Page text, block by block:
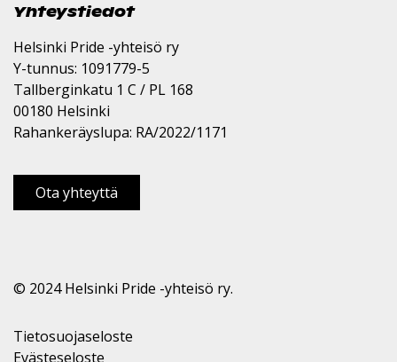
Yhteystiedot
Helsinki Pride -yhteisö ry
Y-tunnus: 1091779-5
Tallberginkatu 1 C / PL 168
00180 Helsinki
Rahankeräyslupa: RA/2022/1171
Ota yhteyttä
© 2024 Helsinki Pride -yhteisö ry.
Tietosuojaseloste
Evästeseloste